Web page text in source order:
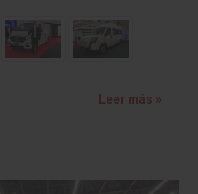
Leer más »